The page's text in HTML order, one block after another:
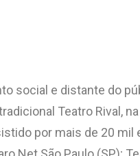
social e distante do
Teatro Rival,
por mais de 20